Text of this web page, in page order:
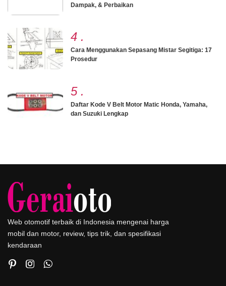
Dampak, & Perbaikan
4 .
Cara Menggunakan Sepasang Mistar Segitiga: 17
Prosedur
5 .
Daftar Kode V Belt Motor Matic Honda, Yamaha,
dan Suzuki Lengkap
Web otomotif terbaik di Indonesia mengenai harga
mobil dan motor, review, tips trik, dan spesifikasi
kendaraan